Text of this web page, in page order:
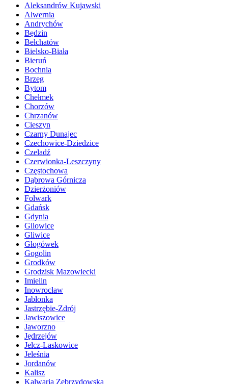
Aleksandrów Kujawski
Alwernia
Andrychów
Będzin
Bełchatów
Bielsko-Biała
Bieruń
Bochnia
Brzeg
Bytom
Chełmek
Chorzów
Chrzanów
Cieszyn
Czarny Dunajec
Czechowice-Dziedzice
Czeladź
Czerwionka-Leszczyny
Częstochowa
Dąbrowa Górnicza
Dzierżoniów
Folwark
Gdańsk
Gdynia
Gilowice
Gliwice
Głogówek
Gogolin
Grodków
Grodzisk Mazowiecki
Imielin
Inowrocław
Jabłonka
Jastrzębie-Zdrój
Jawiszowice
Jaworzno
Jędrzejów
Jelcz-Laskowice
Jeleśnia
Jordanów
Kalisz
Kalwaria Zebrzydowska